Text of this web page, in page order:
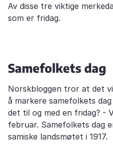
Av disse tre viktige
som er fridag.
Samefolkets dag
Norskbloggen tror at det
å markere samefolkets
det til og med en fridag? -
februar. Samefolkets dag
samiske landsmøtet i 1917.